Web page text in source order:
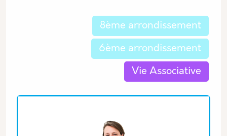
Les thématiques associées8ème arrondissement
6ème arrondissement
Vie Associative